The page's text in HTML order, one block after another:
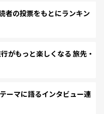
の投票をもとにランキン
もっと楽しくなる 旅先・
ーマに語るインタビュー連